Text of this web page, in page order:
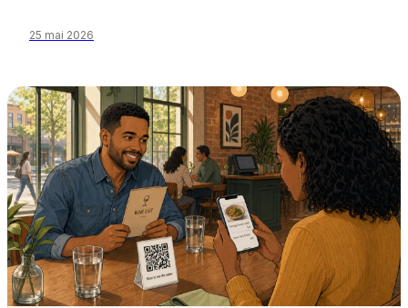
25 mai 2026